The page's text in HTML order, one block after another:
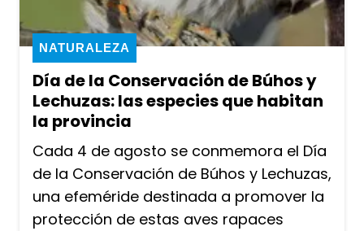
Día de la Conservación de Búhos y
Lechuzas: las especies que habitan
la provincia
NATURALEZA
Cada 4 de agosto se conmemora el Día
de la Conservación de Búhos y Lechuzas,
una efeméride destinada a promover la
protección de estas aves rapaces